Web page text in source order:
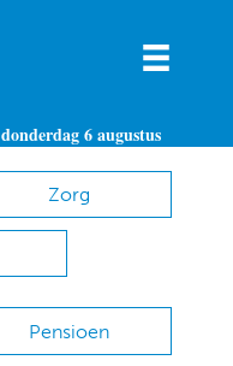
donderdag 6 augustus
Zorg
Pensioen